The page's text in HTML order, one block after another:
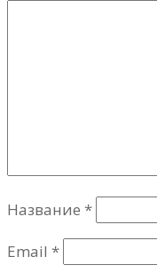
Название *
Email *